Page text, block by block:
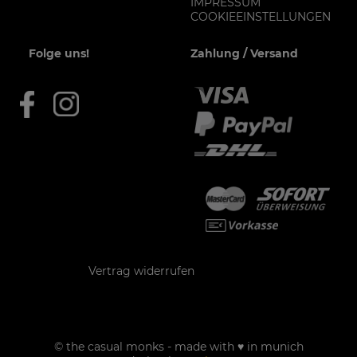
COOKIEEINSTELLUNGEN
Folge uns! Zahlung / Versand
Vertrag widerrufen
© the casual monks - made with ♥ in munich